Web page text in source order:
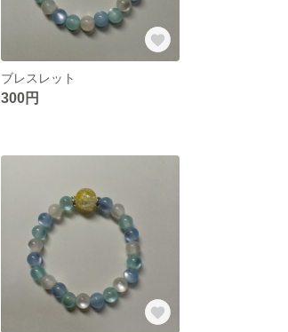
ブレスレット
300円